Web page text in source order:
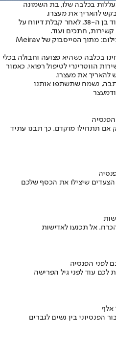
בכלבה שלו, בת השמונה
להאריך את מעצרו.
אתמול הגיעה המשטרה לבית החשוד בן ה-38, לאחר קבלת דיווח על
חתכים ועוד.
הכלבה נלקחה לטיפול אצל וטרינר,צילום: מתוך הפייסבוק של Meirav
בכלבה כשהיא פצועה וחבולה בכלי
הווטרינרי לטיפול רפואי. כאמור
להאריך את מעצרו.
נשמח שתשתפו אותנו
מעצר
הפנסיה
אם תתחילו מוקדם. כך תבנו עתיד
שיצילו את הכסף שלכם
אל תכנעו לאדישות
לפני הפנסיה
לכם עוד לפני גיל הפרישה
הפנסיוני בין נשים לגברים